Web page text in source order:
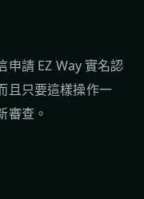
申請 EZ Way 實名認
且只要這樣操作一
審查。